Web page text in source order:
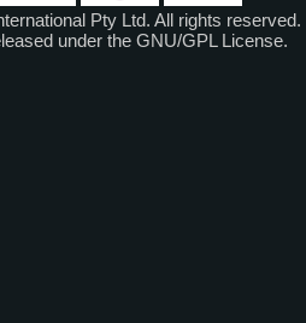
Pty Ltd. All rights reserved.
under the GNU/GPL License.